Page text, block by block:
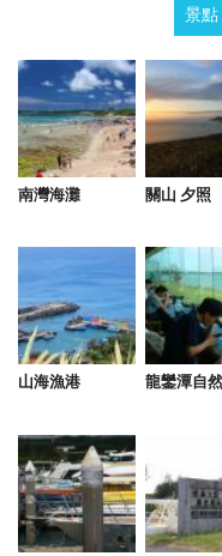
景點
南灣海灘 關山 夕照
山海漁港 龍鑾潭自